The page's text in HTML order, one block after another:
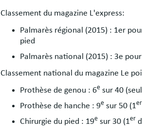
Classement du magazine L'express:
Palmarès régional (2015) : 1er
pied
Palmarès national (2015) : 3e
Classement national du magazine Le
Prothèse de genou : 6e sur 40
Prothèse de hanche : 9e sur 50 (1er
Chirurgie du pied : 19e sur 30 (1er